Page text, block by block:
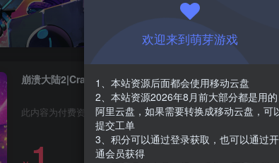
崩溃大陆2|Crashlands 2|1.3.11
此内容为付费资源，请付费后查看
欢迎来到萌芽游戏
1、本站资源后面都会使用移动云盘
2、本站资源2026年8月前大部分都是用的
阿里云盘，如果需要转换成移动云盘，可
提交工单
3、积分可以通过登录获取，也可以通过开
通会员获得